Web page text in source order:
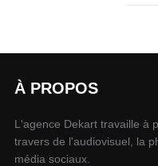
À PROPOS
L'agence Dekart travaille à
travers de l'audiovisuel, la
média sociaux.